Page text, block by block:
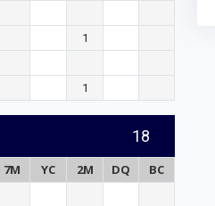
1
1
18
7M YC 2M DQ BC